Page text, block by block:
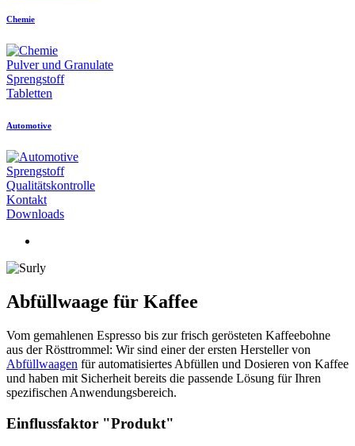
Chemie
Pulver und Granulate
Sprengstoff
Tabletten
Automotive
Sprengstoff
Qualitätskontrolle
Kontakt
Downloads
Abfüllwaage für Kaffee
Vom gemahlenen Espresso bis zur frisch gerösteten Kaffeebohne
aus der Rösttrommel: Wir sind einer der ersten Hersteller von
Abfüllwaagen für automatisiertes Abfüllen und Dosieren von Kaffee
und haben mit Sicherheit bereits die passende Lösung für Ihren
spezifischen Anwendungsbereich.
Einflussfaktor "Produkt"